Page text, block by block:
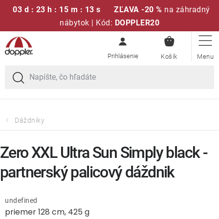
03 d : 23 h : 15 m : 13 s ZĽAVA -20 % na záhradný
nábytok | Kód: DOPPLER20
Prejsť
na
obsah
KOŠÍK
Sedacie súpravy
Slnečníky
Polstre a sedáky
Dáždniky
priemer 128 cm, 425 g
undefined
Zero XXL Ultra Sun Simply black -
partnerský palicový dáždnik